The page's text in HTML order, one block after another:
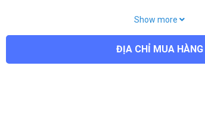
Giao diện ngoại vi: MicroUSB 2.0(5V/2A);
cổng ăng-ten LTE; Đầu nối ăng-ten GPS; Đầu
Show more
ĐỊA CHỈ MUA HÀNG